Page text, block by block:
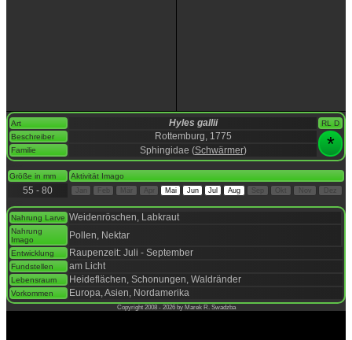
Art Hyles gallii
RL D
Beschreiber
Rottemburg, 1775 *
Familie Sphingidae (Schwärmer)
Größe in mm Aktivität Imago
55 - 80 Mai Jun Jul Aug Sep Dez
Nahrung Larve Weidenröschen, Labkraut
Nahrung
Imago
Pollen, Nektar
Entwicklung Raupenzeit: Juli - September
Fundstellen am Licht
Lebensraum Heideflächen, Schonungen, Waldränder
Vorkommen Europa, Asien, Nordamerika
Copyright 2008 - 2026 by Marek R. Swadzba